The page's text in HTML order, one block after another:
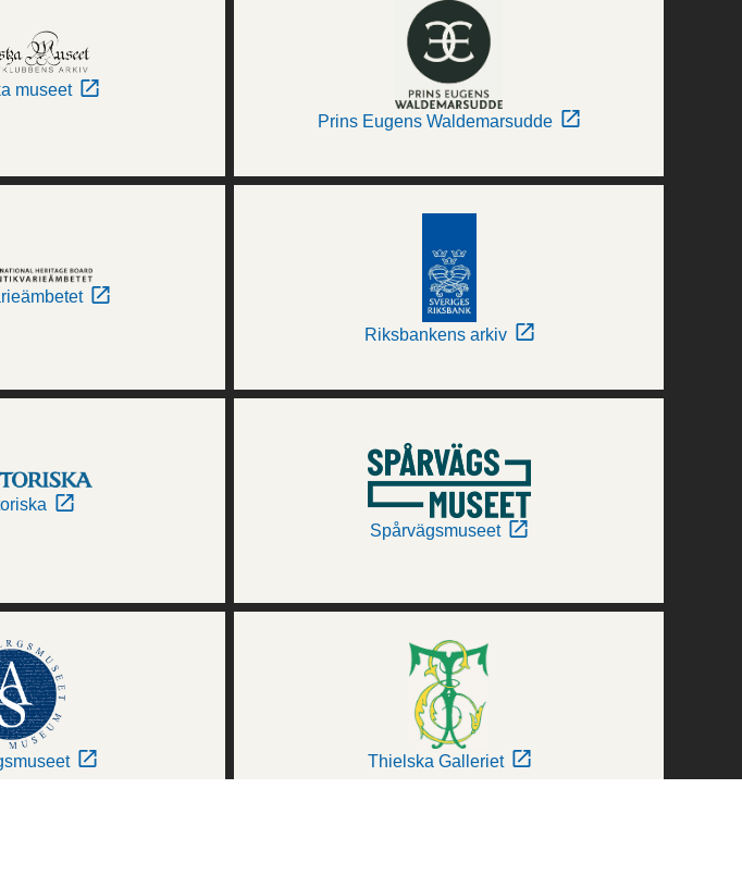
museet
Prins Eugens Waldemarsudde
Riksbankens arkiv
Spårvägsmuseet
Thielska Galleriet